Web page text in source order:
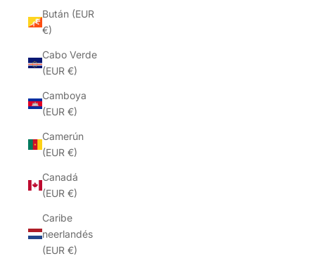
Bután (EUR
€)
Cabo Verde
(EUR €)
Camboya
(EUR €)
Camerún
(EUR €)
Canadá
(EUR €)
Caribe
neerlandés
(EUR €)